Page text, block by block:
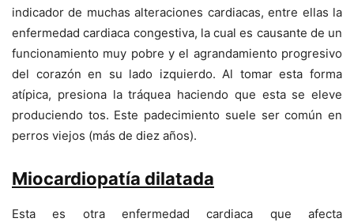
indicador de muchas alteraciones cardiacas, entre ellas la
enfermedad cardiaca congestiva, la cual es causante de un
funcionamiento muy pobre y el agrandamiento progresivo
del corazón en su lado izquierdo. Al tomar esta forma
atípica, presiona la tráquea haciendo que esta se eleve
produciendo tos. Este padecimiento suele ser común en
perros viejos (más de diez años).
Miocardiopatía dilatada
Esta es otra enfermedad cardiaca que afecta